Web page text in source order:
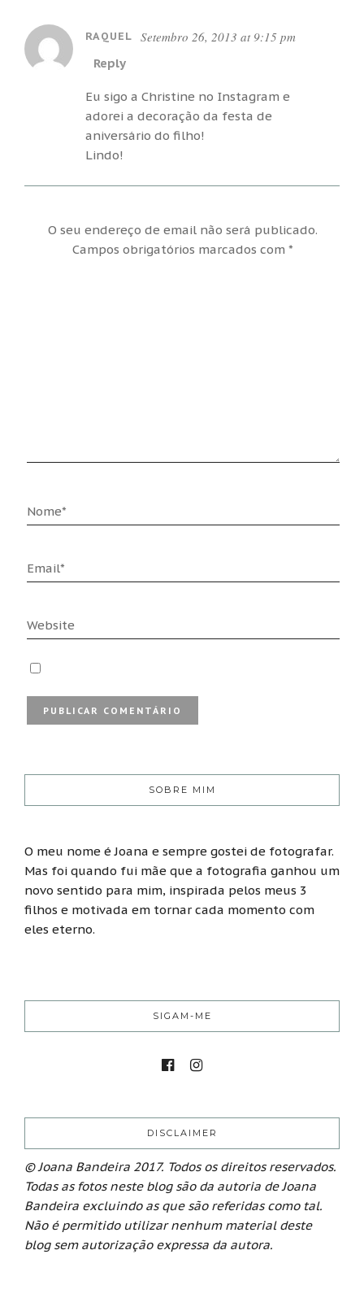
RAQUEL Setembro 26, 2013 at 9:15 pm
Reply
Eu sigo a Christine no Instagram e
adorei a decoração da festa de
aniversário do filho!
Lindo!
O seu endereço de email não será publicado.
Campos obrigatórios marcados com*
SOBRE MIM
O meu nome é Joana e sempre gostei de fotografar.
Mas foi quando fui mãe que a fotografia ganhou um
novo sentido para mim, inspirada pelos meus 3
filhos e motivada em tornar cada momento com
eles eterno.
SIGAM-ME
DISCLAIMER
© Joana Bandeira 2017. Todos os direitos reservados.
Todas as fotos neste blog são da autoria de Joana
Bandeira excluindo as que são referidas como tal.
Não é permitido utilizar nenhum material deste
blog sem autorização expressa da autora.